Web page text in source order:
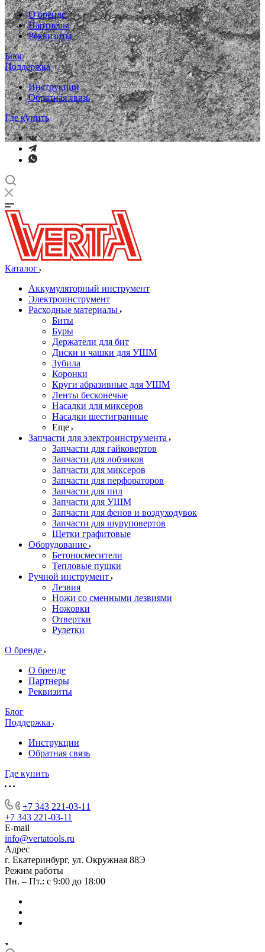
О бренде
Партнеры
Реквизиты
Блог
Поддержка
Инструкции
Обратная связь
Где купить
Каталог
Аккумуляторный инструмент
Электроинструмент
Расходные материалы
Биты
Буры
Держатели для бит
Диски и чашки для УШМ
Зубила
Коронки
Круги абразивные для УШМ
Ленты бесконечые
Насадки для миксеров
Насадки шестигранные
Еще
Запчасти для электроинструмента
Запчасти для гайковертов
Запчасти для лобзиков
Запчасти для миксеров
Запчасти для перфораторов
Запчасти для пил
Запчасти для УШМ
Запчасти для фенов и воздуходувок
Запчасти для шуруповертов
Щетки графитовые
Оборудование
Бетоносмесители
Тепловые пушки
Ручной инструмент
Лезвия
Ножи со сменными лезвиями
Ножовки
Отвертки
Рулетки
О бренде
О бренде
Партнеры
Реквизиты
Блог
Поддержка
Инструкции
Обратная связь
Где купить
+7 343 221-03-11
+7 343 221-03-11
E-mail
info@vertatools.ru
Адрес
г. Екатеринбург, ул. Окружная 88Э
Режим работы
Пн. – Пт.: с 9:00 до 18:00